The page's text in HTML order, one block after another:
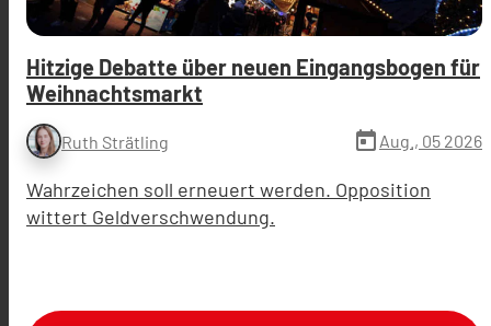
Hitzige Debatte über neuen Eingangsbogen für
Weihnachtsmarkt
Ruth Strätling today Aug., 05 2026
Wahrzeichen soll erneuert werden. Opposition
wittert Geldverschwendung.